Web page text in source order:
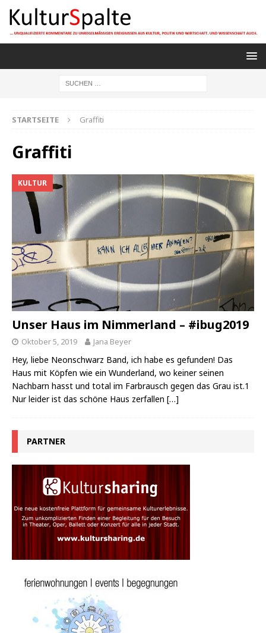
STARTSEITE Graffiti
Graffiti
KULTUR
Unser Haus im Nimmerland – #ibug2019
Oktober 5, 2019 Jana Beyer
Hey, liebe Neonschwarz Band, ich habe es gefunden! Das
Haus mit Köpfen wie ein Wunderland, wo keiner seinen
Nachbarn hasst und total im Farbrausch gegen das Grau ist.1
Nur leider ist das schöne Haus zerfallen […]
PARTNER